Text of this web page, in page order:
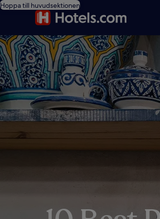
Hoppa till huvudsektionen